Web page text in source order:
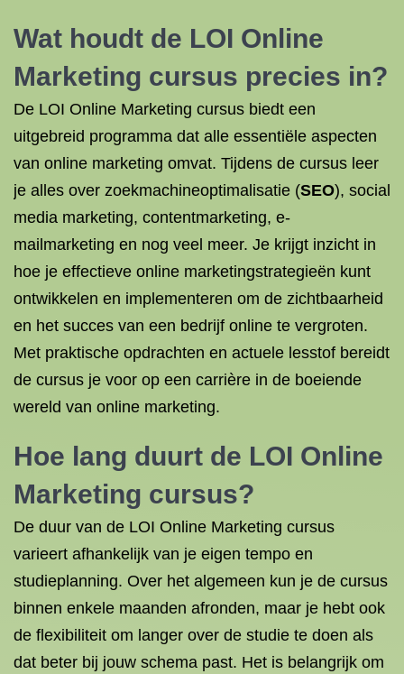
Wat houdt de LOI Online
Marketing cursus precies in?
De LOI Online Marketing cursus biedt een
uitgebreid programma dat alle essentiële aspecten
van online marketing omvat. Tijdens de cursus leer
je alles over zoekmachineoptimalisatie (SEO), social
media marketing, contentmarketing, e-
mailmarketing en nog veel meer. Je krijgt inzicht in
hoe je effectieve online marketingstrategieën kunt
ontwikkelen en implementeren om de zichtbaarheid
en het succes van een bedrijf online te vergroten.
Met praktische opdrachten en actuele lesstof bereidt
de cursus je voor op een carrière in de boeiende
wereld van online marketing.
Hoe lang duurt de LOI Online
Marketing cursus?
De duur van de LOI Online Marketing cursus
varieert afhankelijk van je eigen tempo en
studieplanning. Over het algemeen kun je de cursus
binnen enkele maanden afronden, maar je hebt ook
de flexibiliteit om langer over de studie te doen als
dat beter bij jouw schema past. Het is belangrijk om